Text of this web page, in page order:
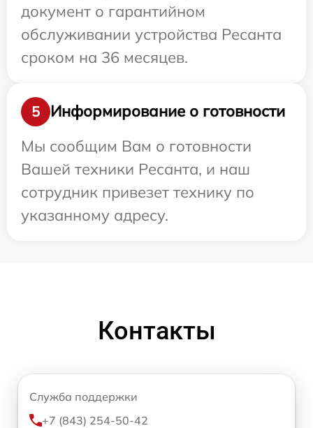
документ о гарантийном
обслуживании устройства Ресанта
сроком на 36 месяцев.
5
Информирование о готовности
Мы сообщим Вам о готовности
Вашей техники Ресанта, и наш
сотрудник привезет технику по
указанному адресу.
Контакты
Служба поддержки
+7 (843) 254-50-42